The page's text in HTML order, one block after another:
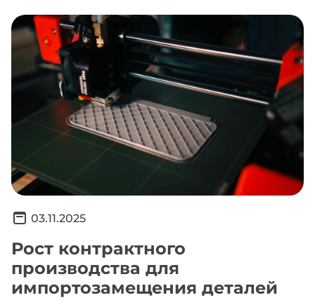
03.11.2025
Рост контрактного
производства для
импортозамещения деталей